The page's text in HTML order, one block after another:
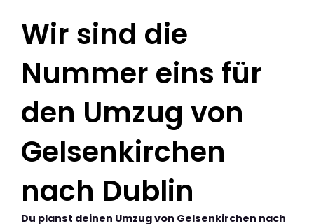
Wir sind die
Nummer eins für
den Umzug von
Gelsenkirchen
nach Dublin
Du planst deinen Umzug von Gelsenkirchen nach